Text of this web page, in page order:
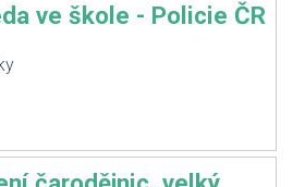
ve škole - Policie ČR